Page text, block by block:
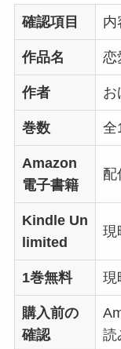
確認項目 内
作品名 恋
作者 お
巻数 全
Amazon
電子書籍
配
Kindle Un
limited
現
1巻無料 現
購入前の
確認
読